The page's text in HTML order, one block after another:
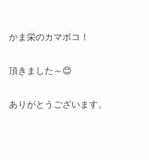
かま栄のカマボコ！
頂きました～😊
ありがとうございます。